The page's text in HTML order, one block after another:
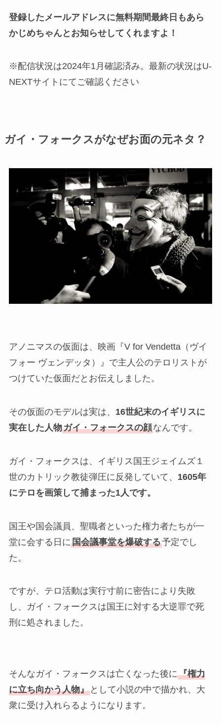
登録したメールアドレスに無料期間最終日もあら
かじめちゃんとお知らせしてくれますよ！
※配信状況は2024年1月確認済み。最新の状況はU-
NEXTサイトにてご確認ください
ガイ・フォークスがなぜお面の元ネタ？
アノニマスの仮面は、映画 『V for Vendetta（ヴイ
フォー ヴェンデッタ）』で主人公のテロリストが
つけていた仮面だとお伝えしました。
その仮面のモデルは実は、 16世紀末のイギリスに
実在した人物ガイ・フォークスの顔なんです。
ガイ・フォークスは、イギリス国王ジェイムズ１
世のカトリック教徒弾圧に反発していて、 1605年
にテロを画策して捕まった1人です。
国王や国会議員、聖職者といった権力者たちが一
堂に会する日に国会議事堂を爆破する予定でし
た。
ですが、テロ活動は実行寸前に密告により失敗
し、ガイ・フォークスは国王に対する大逆罪で死
刑に処されました。
そんなガイ・フォークスは亡くなった後に『権力
に立ち向かう人物』として小説の中で描かれ、大
衆に受け入れらるようになります。